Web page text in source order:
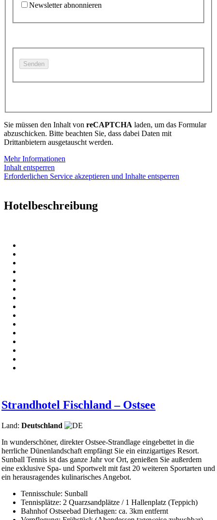
Newsletter abnonnieren
Sie müssen den Inhalt von reCAPTCHA laden, um das Formular
abzuschicken. Bitte beachten Sie, dass dabei Daten mit
Drittanbietern ausgetauscht werden.
Mehr Informationen
Inhalt entsperren
Erforderlichen Service akzeptieren und Inhalte entsperren
Hotelbeschreibung
Strandhotel Fischland – Ostsee
Land: Deutschland
In wunderschöner, direkter Ostsee-Strandlage eingebettet in die
herrliche Dünenlandschaft empfängt Sie ein einzigartiges Resort.
Sunball Tennis ist das ganze Jahr vor Ort, genießen Sie außerdem
eine exklusive Spa- und Sportwelt mit fast 20 weiteren Sportarten und
ein herausragendes kulinarisches Angebot.
Tennisschule: Sunball
Tennisplätze: 2 Quarzsandplätze / 1 Hallenplatz (Teppich)
Bahnhof Ostseebad Dierhagen: ca. 3km entfernt